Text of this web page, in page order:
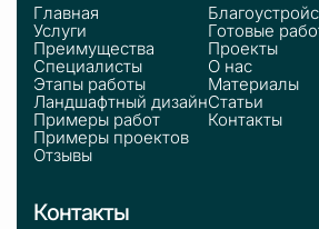
Главная
Услуги
Преимущества
Специалисты
Этапы работы
Ландшафтный дизайн
Примеры работ
Примеры проектов
Отзывы
Готовые
Проекты
О нас
Материалы
Статьи
Контакты
Контакты